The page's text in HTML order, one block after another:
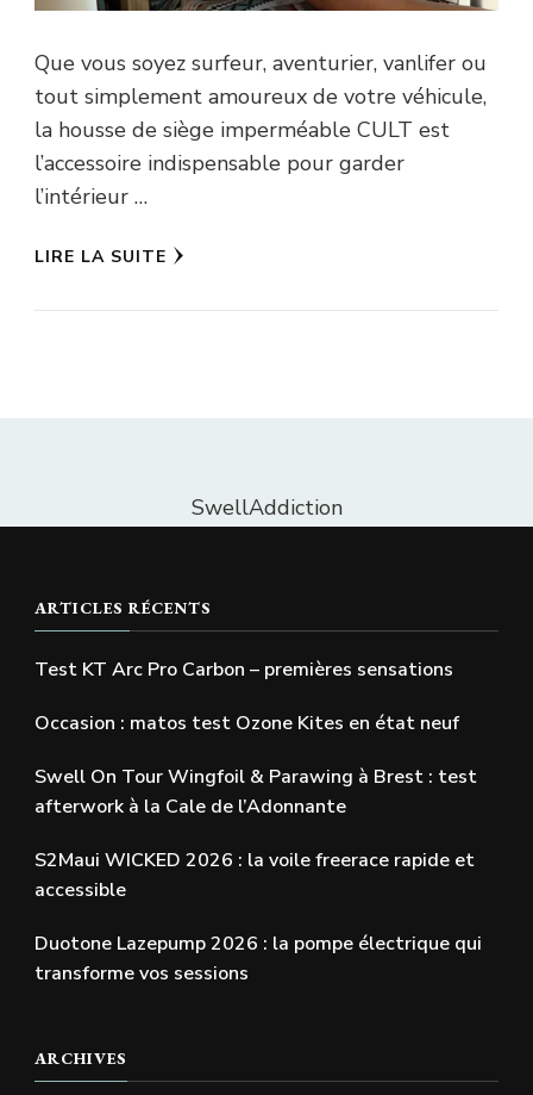
Que vous soyez surfeur, aventurier, vanlifer ou
tout simplement amoureux de votre véhicule,
la housse de siège imperméable CULT est
l’accessoire indispensable pour garder
l’intérieur …
LIRE LA SUITE
SwellAddiction
ARTICLES RÉCENTS
Test KT Arc Pro Carbon – premières sensations
Occasion : matos test Ozone Kites en état neuf
Swell On Tour Wingfoil & Parawing à Brest : test
afterwork à la Cale de l’Adonnante
S2Maui WICKED 2026 : la voile freerace rapide et
accessible
Duotone Lazepump 2026 : la pompe électrique qui
transforme vos sessions
ARCHIVES